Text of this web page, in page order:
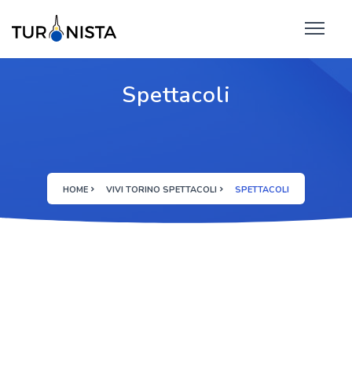
Spettacoli
HOME VIVI TORINO SPETTACOLI SPETTACOLI